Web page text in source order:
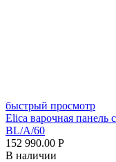
быстрый просмотр
Elica варочная
BL/A/60
152 990.00 Р
В наличии